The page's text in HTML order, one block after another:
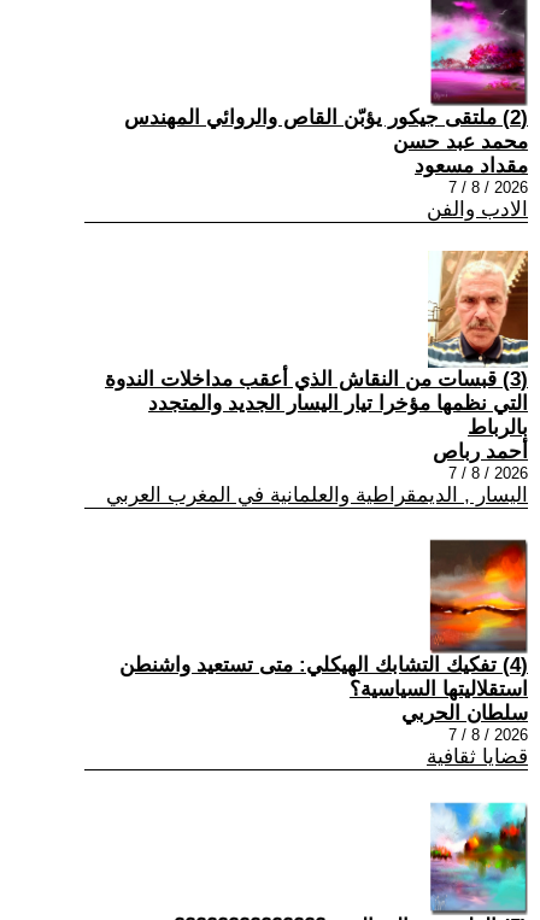
(2) ملتقى جيكور يؤبّن القاص والروائي المهندس
محمد عبد حسن
مقداد مسعود
2026 / 8 / 7
الادب والفن
(3) قبسات من النقاش الذي أعقب مداخلات الندوة
التي نظمها مؤخرا تيار اليسار الجديد والمتجدد
بالرباط
أحمد رباص
2026 / 8 / 7
اليسار , الديمقراطية والعلمانية في المغرب العربي
(4) تفكيك التشابك الهيكلي: متى تستعيد واشنطن
استقلاليتها السياسية؟
سلطان الحربي
2026 / 8 / 7
قضايا ثقافية